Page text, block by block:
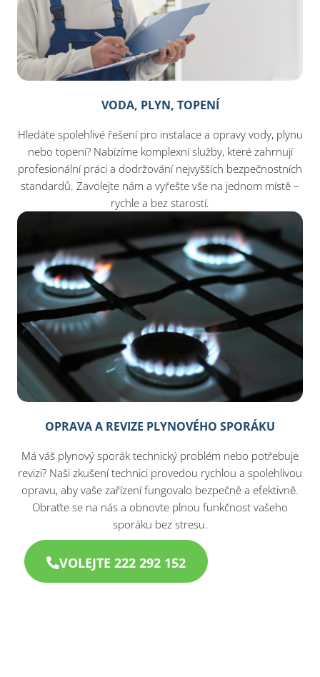
VODA, PLYN, TOPENÍ
Hledáte spolehlivé řešení pro instalace a opravy vody, plynu
nebo topení? Nabízíme komplexní služby, které zahrnují
profesionální práci a dodržování nejvyšších bezpečnostních
standardů. Zavolejte nám a vyřešte vše na jednom místě –
rychle a bez starostí.
OPRAVA A REVIZE PLYNOVÉHO SPORÁKU
Má váš plynový sporák technický problém nebo potřebuje
revizi? Naši zkušení technici provedou rychlou a spolehlivou
opravu, aby vaše zařízení fungovalo bezpečně a efektivně.
Obraťte se na nás a obnovte plnou funkčnost vašeho
sporáku bez stresu.
VOLEJTE 222 292 152